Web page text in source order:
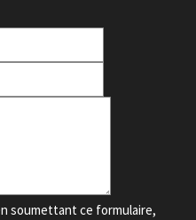
soumettant ce formulaire,